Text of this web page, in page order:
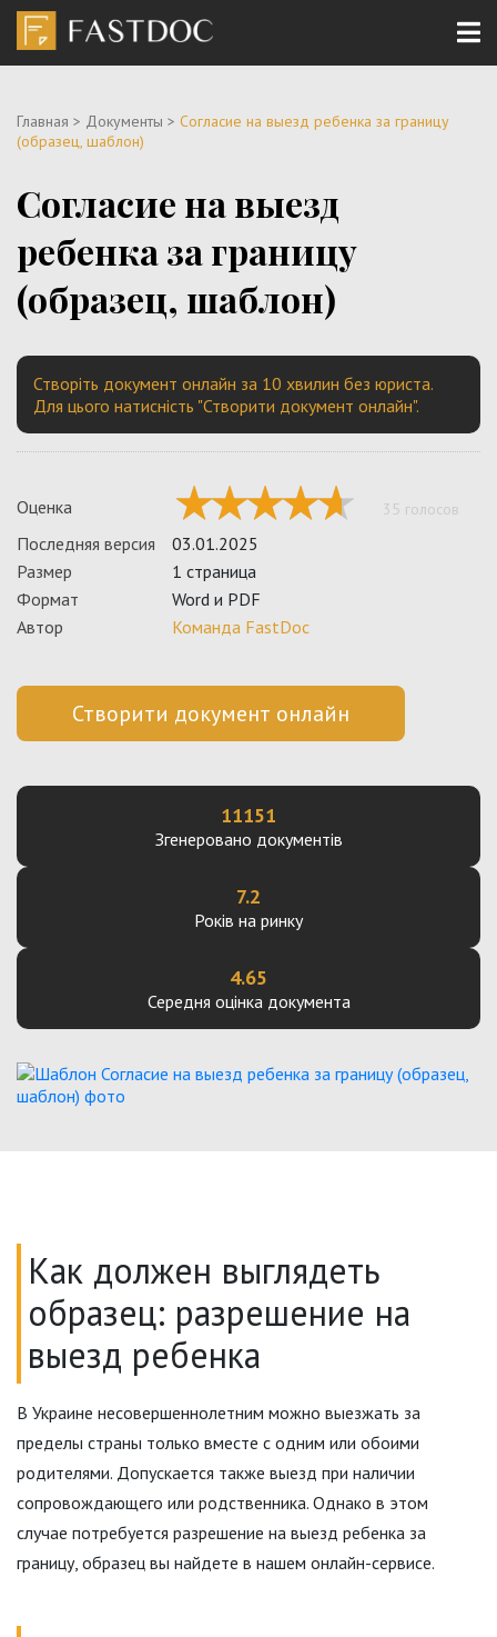
Главная > Документы > Согласие на выезд ребенка за границу
(образец, шаблон)
Согласие на выезд
ребенка за границу
(образец, шаблон)
Створіть документ онлайн за 10 хвилин без юриста.
Для цього натисність "Створити документ онлайн".
Оценка 35 голосов
Последняя версия
03.01.2025
Размер
1 страница
Формат
Word и PDF
Автор
Команда FastDoc
Створити документ онлайн
11151
Згенеровано документів
7.2
Років на ринку
4.65
Середня оцінка документа
Как должен выглядеть
образец: разрешение на
выезд ребенка
В Украине несовершеннолетним можно выезжать за
пределы страны только вместе с одним или обоими
родителями. Допускается также выезд при наличии
сопровождающего или родственника. Однако в этом
случае потребуется разрешение на выезд ребенка за
границу, образец вы найдете в нашем онлайн-сервисе.